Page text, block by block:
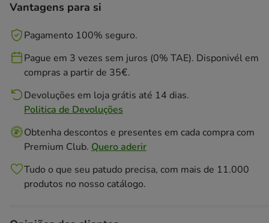
Vantagens para si
Pagamento 100% seguro.
Pague em 3 vezes sem juros (0% TAE). Disponivél em
compras a partir de 35€.
Devoluções em loja grátis até 14 dias.
Politica de Devoluções
Obtenha descontos e presentes em cada compra com
Premium Club. Quero aderir
Tudo o que seu patudo precisa, com mais de 11.000
produtos no nosso catálogo.